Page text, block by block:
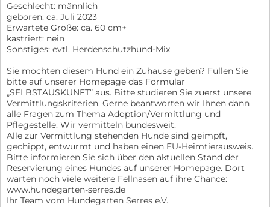
Geschlecht: männlich
geboren: ca. Juli 2023
Erwartete Größe: ca. 60 cm+
kastriert: nein
Sonstiges: evtl. Herdenschutzhund-Mix
Sie möchten diesem Hund ein Zuhause geben? Füllen Sie
bitte auf unserer Homepage das Formular
„SELBSTAUSKUNFT“ aus. Bitte studieren Sie zuerst unsere
Vermittlungskriterien. Gerne beantworten wir Ihnen dann
alle Fragen zum Thema Adoption/Vermittlung und
Pflegestelle. Wir vermitteln bundesweit.
Alle zur Vermittlung stehenden Hunde sind geimpft,
gechippt, entwurmt und haben einen EU-Heimtierausweis.
Bitte informieren Sie sich über den aktuellen Stand der
Reservierung eines Hundes auf unserer Homepage. Dort
warten noch viele weitere Fellnasen auf ihre Chance:
www.hundegarten-serres.de
Ihr Team vom Hundegarten Serres e.V.